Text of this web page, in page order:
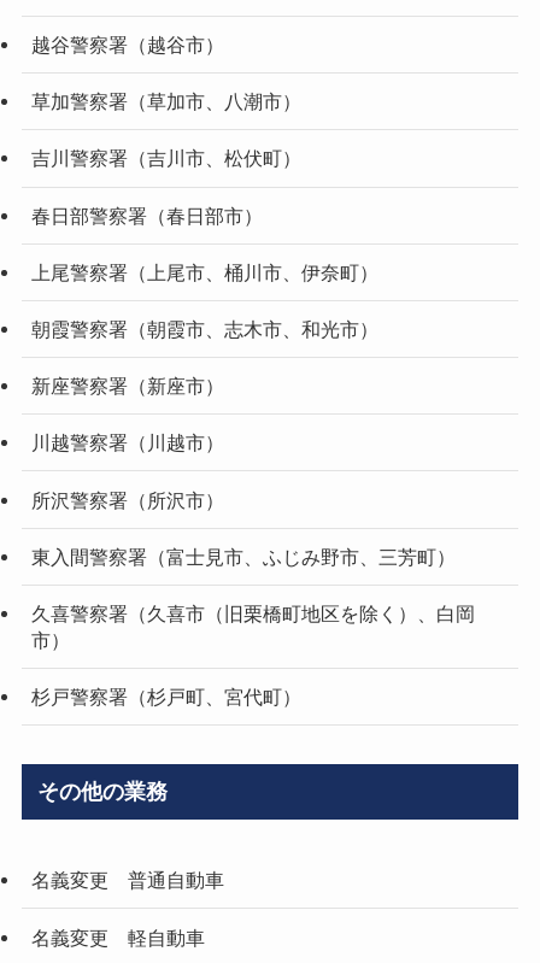
越谷警察署（越谷市）
草加警察署（草加市、八潮市）
吉川警察署（吉川市、松伏町）
春日部警察署（春日部市）
上尾警察署（上尾市、桶川市、伊奈町）
朝霞警察署（朝霞市、志木市、和光市）
新座警察署（新座市）
川越警察署（川越市）
所沢警察署（所沢市）
東入間警察署（富士見市、ふじみ野市、三芳町）
久喜警察署（久喜市（旧栗橋町地区を除く）、白岡
市）
杉戸警察署（杉戸町、宮代町）
その他の業務
名義変更 普通自動車
名義変更 軽自動車